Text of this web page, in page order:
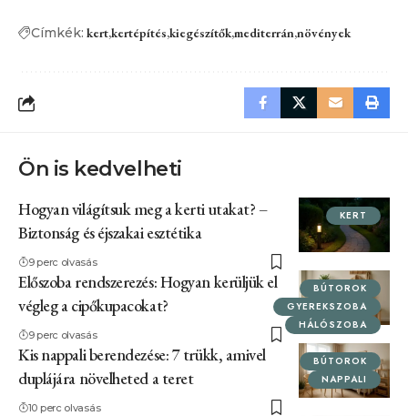
Címkék: kertkertépítés kiegészítőkmediterránnövények
Ön is kedvelheti
KERT
Hogyan világítsuk meg a kerti utakat? –
Biztonság és éjszakai esztétika
9 perc olvasás
BÚTOROK
GYEREKSZOBA
HÁLÓSZOBA
Előszoba rendszerezés: Hogyan kerüljük el
végleg a cipőkupacokat?
9 perc olvasás
BÚTOROK
NAPPALI
Kis nappali berendezése: 7 trükk, amivel
duplájára növelheted a teret
10 perc olvasás